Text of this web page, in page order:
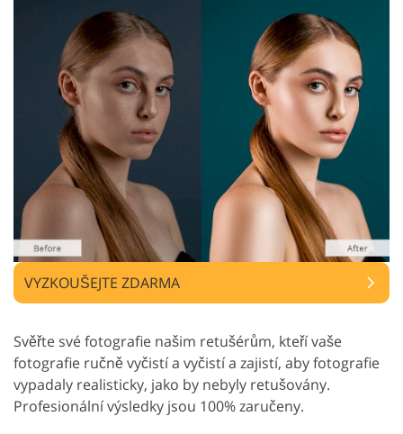
VYZKOUŠEJTE ZDARMA
Svěřte své fotografie našim retušérům, kteří vaše
fotografie ručně vyčistí a vyčistí a zajistí, aby fotografie
vypadaly realisticky, jako by nebyly retušovány.
Profesionální výsledky jsou 100% zaručeny.